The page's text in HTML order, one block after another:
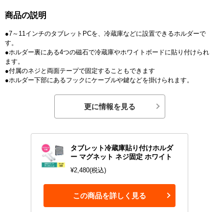
商品の説明
●7～11インチのタブレットPCを、冷蔵庫などに設置できるホルダーで
す。
●ホルダー裏にある4つの磁石で冷蔵庫やホワイトボードに貼り付けられ
ます。
●付属のネジと両面テープで固定することもできます
●ホルダー下部にあるフックにケーブルや鍵などを掛けられます。
更に情報を見る
タブレット冷蔵庫貼り付けホルダ
ー マグネット ネジ固定 ホワイト
¥2,480(税込)
この商品を詳しく見る